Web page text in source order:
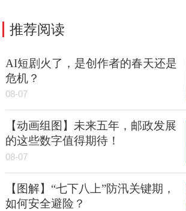
推荐阅读
AI短剧火了，是创作者的春天还是
危机？
08-07
【动画组图】未来五年，邮政发展
的这些数字值得期待！
08-07
【图解】“七下八上”防汛关键期，
如何安全避险？